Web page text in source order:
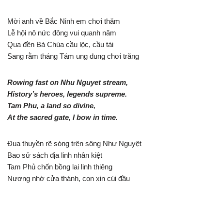
Mời anh về Bắc Ninh em chơi thăm
Lễ hội nô nức đông vui quanh năm
Qua đền Bà Chúa cầu lộc, cầu tài
Sang rằm tháng Tám ung dung chơi trăng
Rowing fast on Nhu Nguyet stream,
History’s heroes, legends supreme.
Tam Phu, a land so divine,
At the sacred gate, I bow in time.
Đua thuyền rẽ sóng trên sông Như Nguyệt
Bao sử sách địa linh nhân kiệt
Tam Phủ chốn bồng lai linh thiêng
Nương nhờ cửa thánh, con xin cúi đầu